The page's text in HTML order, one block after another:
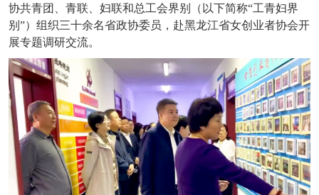
协共青团、青联、妇联和总工会界别（以下简称“工青妇界
别”）组织三十余名省政协委员，赴黑龙江省女创业者协会开
展专题调研交流。